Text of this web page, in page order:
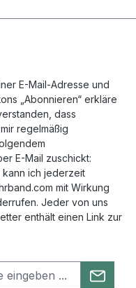
E-Mail-Adresse und
„Abonnieren“ erkläre
dass
regelmäßig
E-Mail zuschickt:
kann ich jederzeit
mit Wirkung
Jeder von uns
enthält einen Link zur